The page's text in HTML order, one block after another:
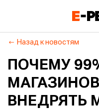
Назад к новостям
ПОЧЕМУ
ВНЕДРЯТЬ